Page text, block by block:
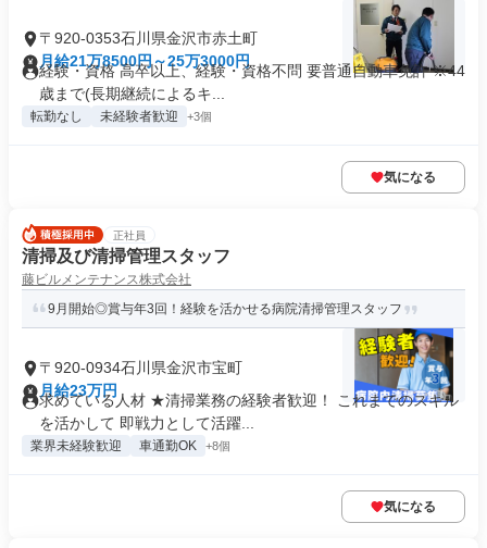
〒920-0353石川県金沢市赤土町
月給21万8500円～25万3000円
経験・資格 高卒以上、経験・資格不問 要普通自動車免許 ※44
歳まで(長期継続によるキ...
転勤なし 未経験者歓迎 +3個
気になる
正社員
清掃及び清掃管理スタッフ
藤ビルメンテナンス株式会社
9月開始◎賞与年3回！経験を活かせる病院清掃管理スタッフ
〒920-0934石川県金沢市宝町
月給23万円
求めている人材 ★清掃業務の経験者歓迎！ これまでのスキル
を活かして 即戦力として活躍...
業界未経験歓迎 車通勤OK +8個
気になる